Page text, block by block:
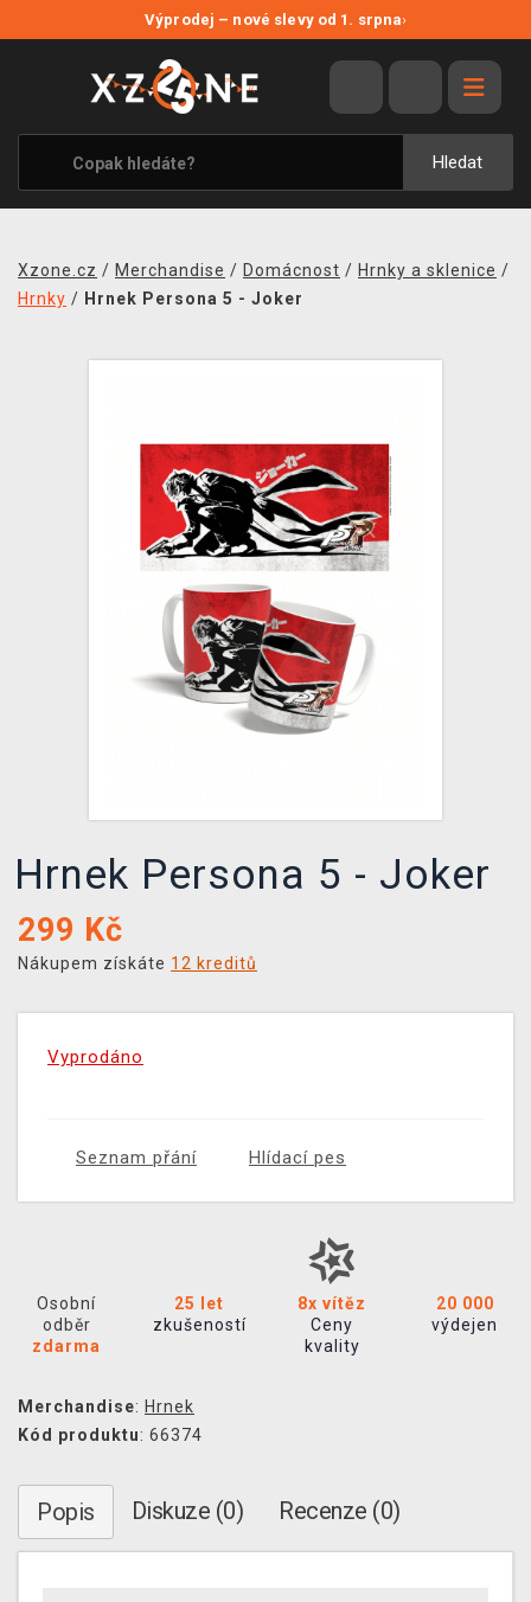
Výprodej – nové slevy od 1. srpna›
Hledat
VÝPRODEJ
VIDEOHRY
XZONE ORIGINALS
TÉMATIKY
MERCHANDISE
TCG & BOARDGAME HUB
Xzone.cz / Merchandise / Domácnost / Hrnky a sklenice /
Hrnky / Hrnek Persona 5 - Joker
Hrnek Persona 5 - Joker
299 Kč
Nákupem získáte 12 kreditů
Vyprodáno
Seznam přání Hlídací pes
Osobní
odběr
zdarma
25 let
zkušeností
8x vítěz
Ceny
kvality
20 000
výdejen
Merchandise: Hrnek
Kód produktu: 66374
Popis Diskuze (0) Recenze (0)